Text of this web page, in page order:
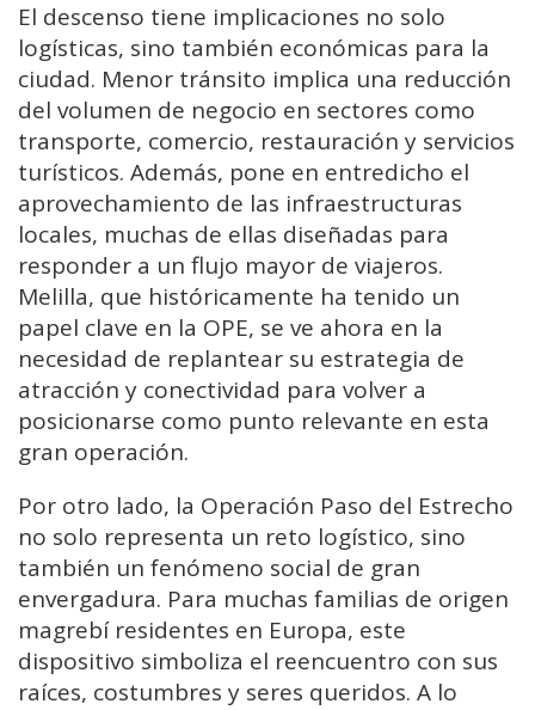
El descenso tiene implicaciones no solo
logísticas, sino también económicas para la
ciudad. Menor tránsito implica una reducción
del volumen de negocio en sectores como
transporte, comercio, restauración y servicios
turísticos. Además, pone en entredicho el
aprovechamiento de las infraestructuras
locales, muchas de ellas diseñadas para
responder a un flujo mayor de viajeros.
Melilla, que históricamente ha tenido un
papel clave en la OPE, se ve ahora en la
necesidad de replantear su estrategia de
atracción y conectividad para volver a
posicionarse como punto relevante en esta
gran operación.
Por otro lado, la Operación Paso del Estrecho
no solo representa un reto logístico, sino
también un fenómeno social de gran
envergadura. Para muchas familias de origen
magrebí residentes en Europa, este
dispositivo simboliza el reencuentro con sus
raíces, costumbres y seres queridos. A lo